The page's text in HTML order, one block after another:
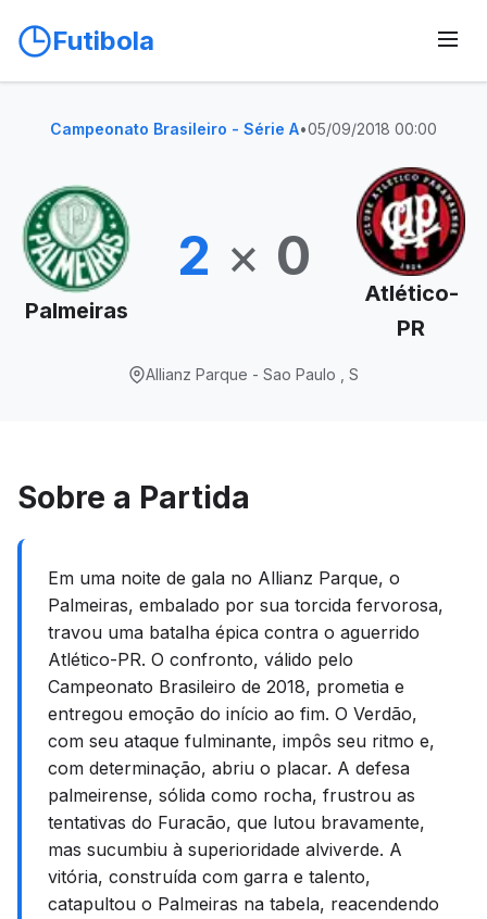
Futibola
Campeonato Brasileiro - Série A•05/09/2018 00:00
Palmeiras
2 × 0
Atlético-
PR
Allianz Parque - Sao Paulo , S
Sobre a Partida
Em uma noite de gala no Allianz Parque, o
Palmeiras, embalado por sua torcida fervorosa,
travou uma batalha épica contra o aguerrido
Atlético-PR. O confronto, válido pelo
Campeonato Brasileiro de 2018, prometia e
entregou emoção do início ao fim. O Verdão,
com seu ataque fulminante, impôs seu ritmo e,
com determinação, abriu o placar. A defesa
palmeirense, sólida como rocha, frustrou as
tentativas do Furacão, que lutou bravamente,
mas sucumbiu à superioridade alviverde. A
vitória, construída com garra e talento,
catapultou o Palmeiras na tabela, reacendendo